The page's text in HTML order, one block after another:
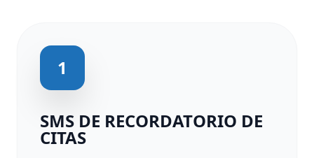
1
SMS DE RECORDATORIO DE
CITAS